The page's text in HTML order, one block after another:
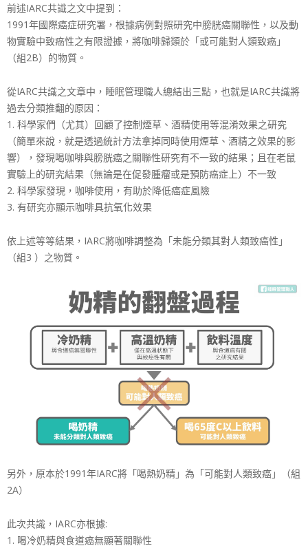
前述IARC共識之文中提到：
1991年國際癌症研究署，根據病例對照研究中膀胱癌關聯性，以及動
物實驗中致癌性之有限證據，將咖啡歸類於「或可能對人類致癌」
（組2B）的物質。
從IARC共識之文章中，睡眠管理職人總結出三點，也就是IARC共識將
過去分類推翻的原因：
1. 科學家們（尤其）回顧了控制煙草、酒精使用等混淆效果之研究
（簡單來說，就是透過統計方法拿掉同時使用煙草、酒精之效果的影
響），發現喝咖啡與膀胱癌之關聯性研究有不一致的結果；且在老鼠
實驗上的研究結果（無論是在促發腫瘤或是預防癌症上）不一致
2. 科學家發現，咖啡使用，有助於降低癌症風險
3. 有研究亦顯示咖啡具抗氧化效果
依上述等等結果，IARC將咖啡調整為「未能分類其對人類致癌性」
（組3 ）之物質。
另外，原本於1991年IARC將「喝熱奶精」為「可能對人類致癌」（組
2A）
此次共識，IARC亦根據:
1. 喝冷奶精與食道癌無顯著關聯性